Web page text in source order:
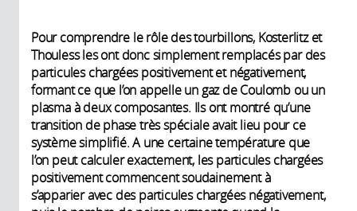
Pour comprendre le rôle des tourbillons, Kosterlitz et
Thouless les ont donc simplement remplacés par des
particules chargées positivement et négativement,
formant ce que l’on appelle un gaz de Coulomb ou un
plasma à deux composantes. Ils ont montré qu’une
transition de phase très spéciale avait lieu pour ce
système simplifié. A une certaine température que
l’on peut calculer exactement, les particules chargées
positivement commencent soudainement à
s’apparier avec des particules chargées négativement,